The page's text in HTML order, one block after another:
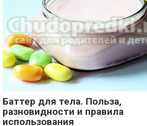
Баттер для тела. Польза,
разновидности и правила
использования